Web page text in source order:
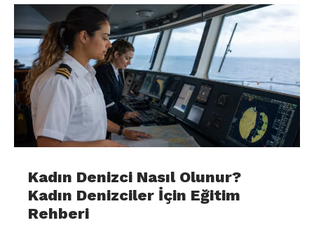
Kadın Denizci Nasıl Olunur?
Kadın Denizciler İçin Eğitim
Rehberi